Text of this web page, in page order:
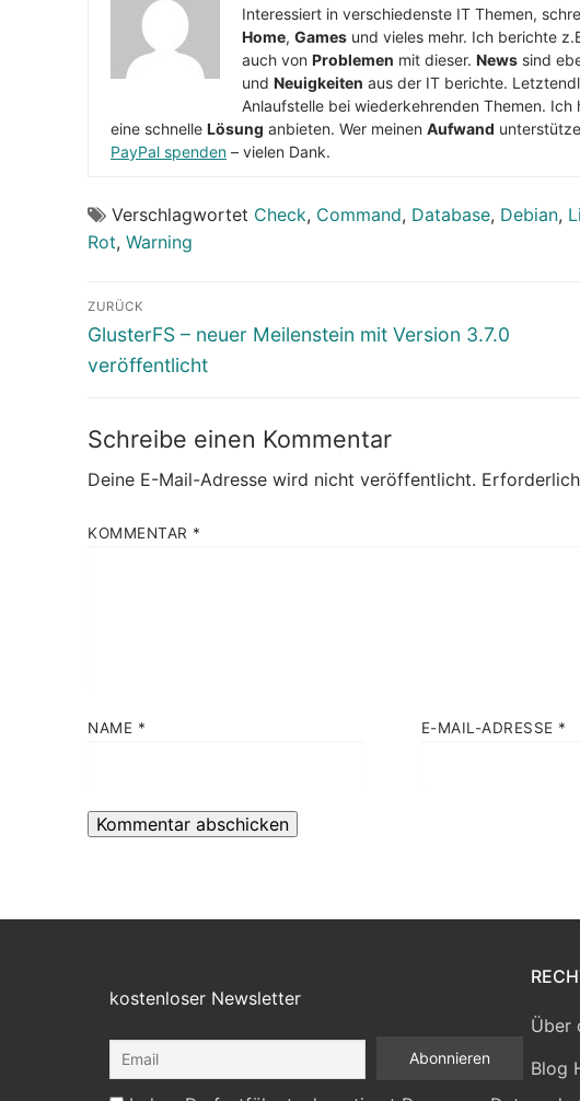
Interessiert in verschiedenste IT Themen,
Home, Games und vieles mehr. Ich berichte
auch von Problemen mit dieser. News sind
und Neuigkeiten aus der IT berichte.
Anlaufstelle bei wiederkehrenden Themen.
eine schnelle Lösung anbieten. Wer meinen Aufwand
PayPal spenden – vielen Dank.
Verschlagwortet Check, Command, Database, Debian,
Rot, Warning
Beitragsnavigation
ZURÜCK
Vorheriger
Beitrag:
GlusterFS – neuer Meilenstein mit Version 3.7.0
veröffentlicht
Schreibe einen Kommentar
Deine E-Mail-Adresse wird nicht veröffentlicht.
KOMMENTAR *
NAME * E-MAIL-ADRESSE *
kostenloser Newsletter
Über
Blog